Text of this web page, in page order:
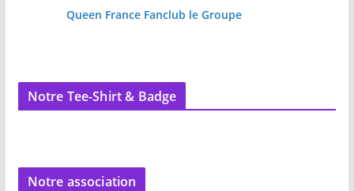
Queen France Fanclub le Groupe
Notre Tee-Shirt & Badge
Notre association